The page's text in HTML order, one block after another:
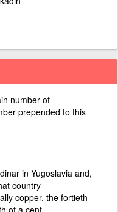
number of
prepended to this
in Yugoslavia and,
country
copper, the fortieth
of a cent